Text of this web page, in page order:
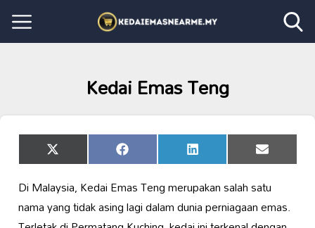
Kedai Emas Teng
Share
on
X
(Twitter)
Share
on
Facebook Share
on
LinkedIn Share
on
Email
Di Malaysia, Kedai Emas Teng merupakan salah satu
nama yang tidak asing lagi dalam dunia perniagaan emas.